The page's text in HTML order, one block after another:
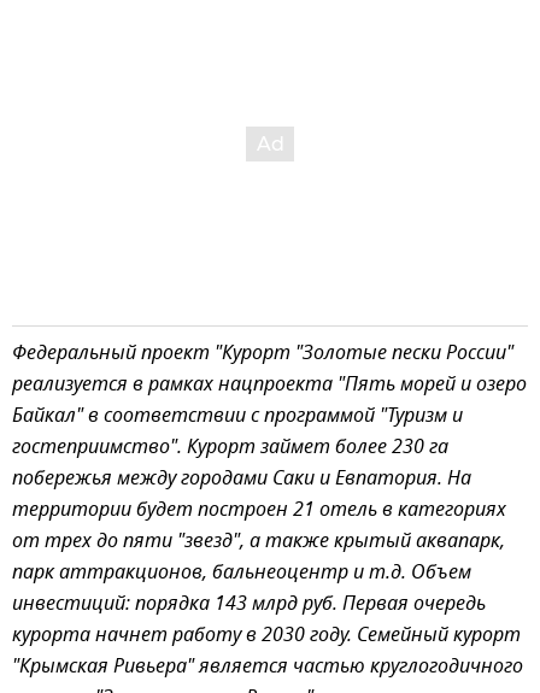
Федеральный проект "Курорт "Золотые пески России"
реализуется в рамках нацпроекта "Пять морей и озеро
Байкал" в соответствии с программой "Туризм и
гостеприимство". Курорт займет более 230 га
побережья между городами Саки и Евпатория. На
территории будет построен 21 отель в категориях
от трех до пяти "звезд", а также крытый аквапарк,
парк аттракционов, бальнеоцентр и т.д. Объем
инвестиций: порядка 143 млрд руб. Первая очередь
курорта начнет работу в 2030 году. Семейный курорт
"Крымская Ривьера" является частью круглогодичного